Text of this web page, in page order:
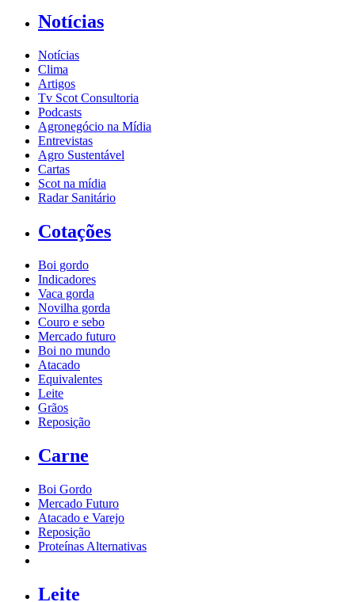
Notícias
Notícias
Clima
Artigos
Tv Scot Consultoria
Podcasts
Agronegócio na Mídia
Entrevistas
Agro Sustentável
Cartas
Scot na mídia
Radar Sanitário
Cotações
Boi gordo
Indicadores
Vaca gorda
Novilha gorda
Couro e sebo
Mercado futuro
Boi no mundo
Atacado
Equivalentes
Leite
Grãos
Reposição
Carne
Boi Gordo
Mercado Futuro
Atacado e Varejo
Reposição
Proteínas Alternativas
Leite